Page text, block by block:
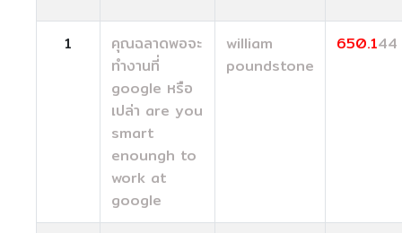
1
คุณฉลาดพอจะ
ทำงานที่
google หรือ
เปล่า are you
smart
enoungh to
work at
google
william
poundstone
650.144